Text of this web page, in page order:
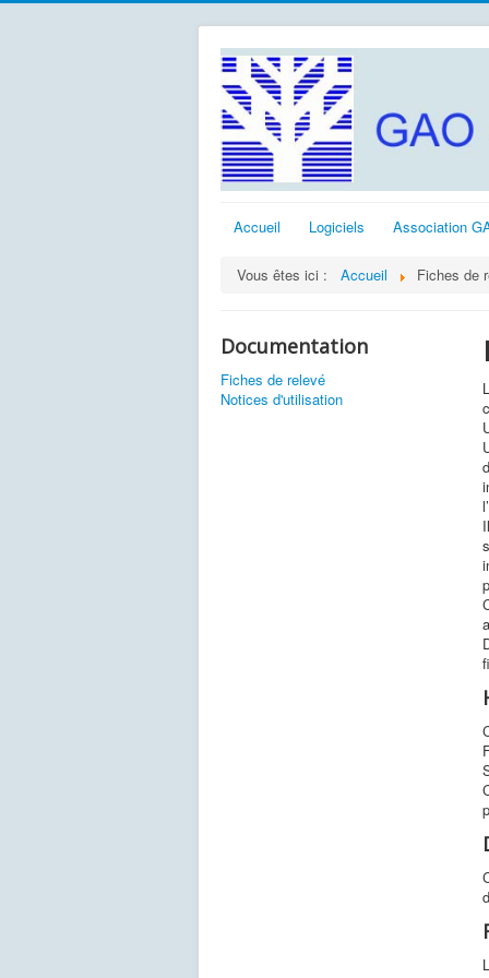
Accueil Logiciels Association
Vous êtes ici : Accueil Fiches de
Documentation
Fiches de relevé
Notices d'utilisation